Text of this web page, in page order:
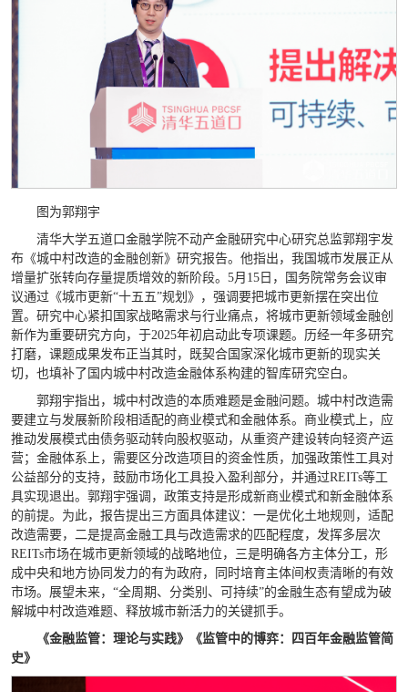
图为郭翔宇
清华大学五道口金融学院不动产金融研究中心研究总监郭翔宇发
布《城中村改造的金融创新》研究报告。他指出，我国城市发展正从
增量扩张转向存量提质增效的新阶段。5月15日，国务院常务会议审
议通过《城市更新“十五五”规划》，强调要把城市更新摆在突出位
置。研究中心紧扣国家战略需求与行业痛点，将城市更新领域金融创
新作为重要研究方向，于2025年初启动此专项课题。历经一年多研究
打磨，课题成果发布正当其时，既契合国家深化城市更新的现实关
切，也填补了国内城中村改造金融体系构建的智库研究空白。
郭翔宇指出，城中村改造的本质难题是金融问题。城中村改造需
要建立与发展新阶段相适配的商业模式和金融体系。商业模式上，应
推动发展模式由债务驱动转向股权驱动，从重资产建设转向轻资产运
营；金融体系上，需要区分改造项目的资金性质，加强政策性工具对
公益部分的支持，鼓励市场化工具投入盈利部分，并通过REITs等工
具实现退出。郭翔宇强调，政策支持是形成新商业模式和新金融体系
的前提。为此，报告提出三方面具体建议：一是优化土地规则，适配
改造需要，二是提高金融工具与改造需求的匹配程度，发挥多层次
REITs市场在城市更新领域的战略地位，三是明确各方主体分工，形
成中央和地方协同发力的有为政府，同时培育主体间权责清晰的有效
市场。展望未来，“全周期、分类别、可持续”的金融生态有望成为破
解城中村改造难题、释放城市新活力的关键抓手。
《金融监管：理论与实践》《监管中的博弈：四百年金融监管简
史》